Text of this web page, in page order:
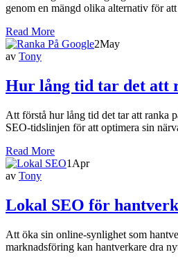
genom en mängd olika alternativ för
Read More
2May
av Tony
Hur lång tid tar det att
Att förstå hur lång tid det tar att ranka
SEO-tidslinjen för att optimera sin
Read More
1 Apr
av Tony
Lokal SEO för
Att öka sin online-synlighet som
marknadsföring kan hantverkare dra